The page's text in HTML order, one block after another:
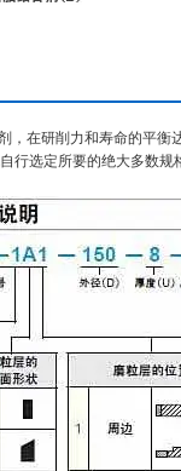
，在研削力和寿命的平衡
行选定所要的绝大多数规